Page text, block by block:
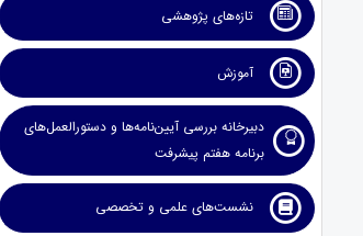
تازه‌های پژوهشی
آموزش
دبیرخانه بررسی آیین‌نامه‌ها و دستورالعمل‌های
برنامه هفتم پیشرفت
نشست‌های علمی و تخصصی